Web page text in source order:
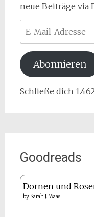
neue Beiträge via
Mail-
Adresse
Abonnieren
Schließe dich
Goodreads
Dornen und
by Sarah J. Maas